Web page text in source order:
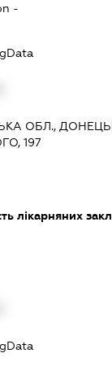
-
ОБЛ.,
197
лікарняних